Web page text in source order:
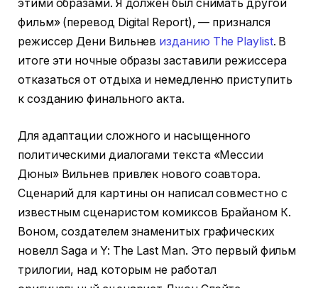
этими образами. Я должен был снимать другой
фильм» (перевод Digital Report), — признался
режиссер Дени Вильнев изданию The Playlist. В
итоге эти ночные образы заставили режиссера
отказаться от отдыха и немедленно приступить
к созданию финального акта.
Для адаптации сложного и насыщенного
политическими диалогами текста «Мессии
Дюны» Вильнев привлек нового соавтора.
Сценарий для картины он написал совместно с
известным сценаристом комиксов Брайаном К.
Воном, создателем знаменитых графических
новелл Saga и Y: The Last Man. Это первый фильм
трилогии, над которым не работал